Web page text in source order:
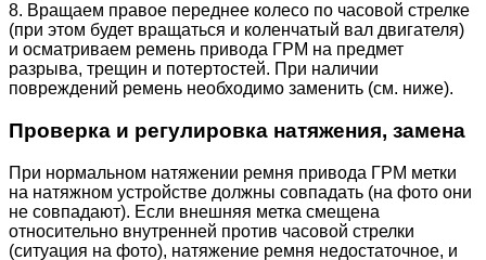
8. Вращаем правое переднее колесо по часовой стрелке
(при этом будет вращаться и коленчатый вал двигателя)
и осматриваем ремень привода ГРМ на предмет
разрыва, трещин и потертостей. При наличии
повреждений ремень необходимо заменить (см. ниже).
Проверка и регулировка натяжения, замена
При нормальном натяжении ремня привода ГРМ метки
на натяжном устройстве должны совпадать (на фото они
не совпадают). Если внешняя метка смещена
относительно внутренней против часовой стрелки
(ситуация на фото), натяжение ремня недостаточное, и